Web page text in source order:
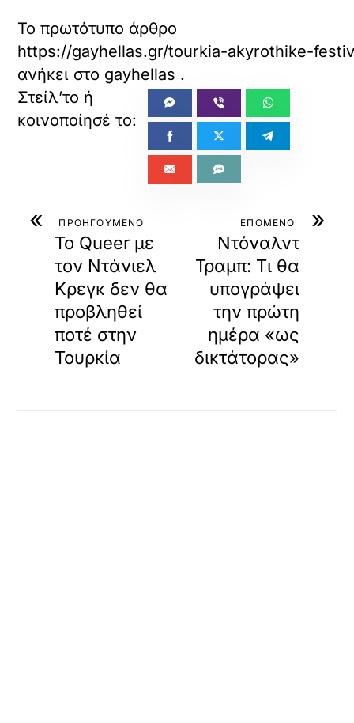
Το πρωτότυπο άρθρο
https://gayhellas.gr/tourkia-akyrothike-
ανήκει στο gayhellas .
« ΠΡΟΗΓΟΥΜΕΝΟ
Το Queer με
τον Ντάνιελ
Κρεγκ δεν θα
προβληθεί
ποτέ στην
Τουρκία
»
ΕΠΟΜΕΝΟ
Ντόναλντ
Τραμπ: Τι θα
υπογράψει
την πρώτη
ημέρα «ως
δικτάτορας»